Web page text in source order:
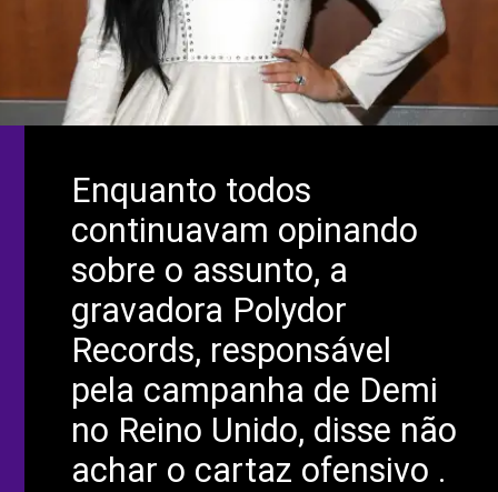
Enquanto todos
continuavam opinando
sobre o assunto, a
gravadora Polydor
Records, responsável
pela campanha de Demi
no Reino Unido, disse não
achar o cartaz ofensivo .